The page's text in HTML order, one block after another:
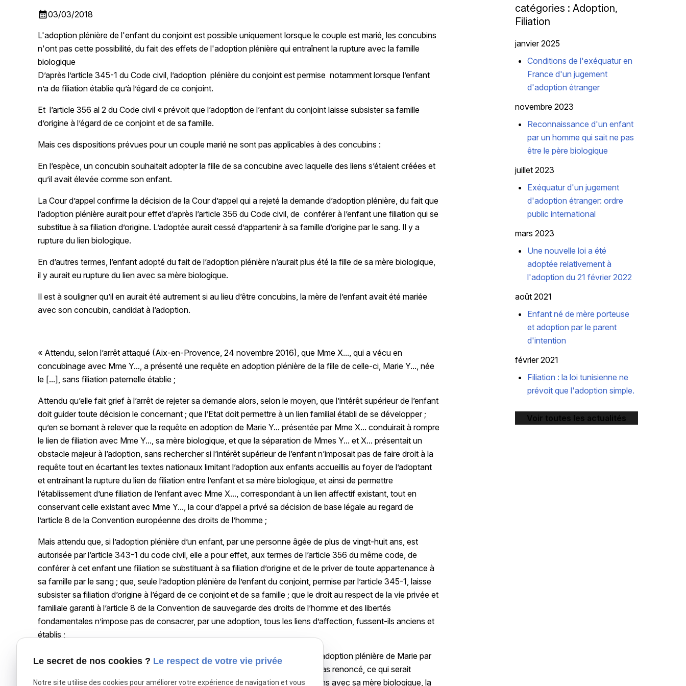
calendar_month03/03/2018
L'adoption plénière de l'enfant du conjoint est possible uniquement lorsque le couple est marié, les concubins
n'ont pas cette possibilité, du fait des effets de l'adoption plénière qui entraînent la rupture avec la famille
biologique
D’après l’article 345-1 du Code civil, l’adoption plénière du conjoint est permise notamment lorsque l’enfant
n’a de filiation établie qu’à l’égard de ce conjoint.
Et l’article 356 al 2 du Code civil « prévoit que l’adoption de l’enfant du conjoint laisse subsister sa famille
d’origine à l’égard de ce conjoint et de sa famille.
Mais ces dispositions prévues pour un couple marié ne sont pas applicables à des concubins :
En l’espèce, un concubin souhaitait adopter la fille de sa concubine avec laquelle des liens s’étaient créées et
qu’il avait élevée comme son enfant.
La Cour d’appel confirme la décision de la Cour d’appel qui a rejeté la demande d’adoption plénière, du fait que
l’adoption plénière aurait pour effet d’après l’article 356 du Code civil, de conférer à l’enfant une filiation qui se
substitue à sa filiation d’origine. L’adoptée aurait cessé d’appartenir à sa famille d’origine par le sang. Il y a
rupture du lien biologique.
En d’autres termes, l’enfant adopté du fait de l’adoption plénière n’aurait plus été la fille de sa mère biologique,
il y aurait eu rupture du lien avec sa mère biologique.
Il est à souligner qu’il en aurait été autrement si au lieu d’être concubins, la mère de l’enfant avait été mariée
avec son concubin, candidat à l’adoption.
« Attendu, selon l’arrêt attaqué (Aix-en-Provence, 24 novembre 2016), que Mme X..., qui a vécu en
concubinage avec Mme Y..., a présenté une requête en adoption plénière de la fille de celle-ci, Marie Y..., née
le [...], sans filiation paternelle établie ;
Attendu qu’elle fait grief à l’arrêt de rejeter sa demande alors, selon le moyen, que l’intérêt supérieur de l’enfant
doit guider toute décision le concernant ; que l’Etat doit permettre à un lien familial établi de se développer ;
qu’en se bornant à relever que la requête en adoption de Marie Y... présentée par Mme X... conduirait à rompre
le lien de filiation avec Mme Y..., sa mère biologique, et que la séparation de Mmes Y... et X... présentait un
obstacle majeur à l’adoption, sans rechercher si l’intérêt supérieur de l’enfant n’imposait pas de faire droit à la
requête tout en écartant les textes nationaux limitant l’adoption aux enfants accueillis au foyer de l’adoptant
et entraînant la rupture du lien de filiation entre l’enfant et sa mère biologique, et ainsi de permettre
l’établissement d’une filiation de l’enfant avec Mme X..., correspondant à un lien affectif existant, tout en
conservant celle existant avec Mme Y..., la cour d’appel a privé sa décision de base légale au regard de
l’article 8 de la Convention européenne des droits de l’homme ;
Mais attendu que, si l’adoption plénière d’un enfant, par une personne âgée de plus de vingt-huit ans, est
autorisée par l’article 343-1 du code civil, elle a pour effet, aux termes de l’article 356 du même code, de
conférer à cet enfant une filiation se substituant à sa filiation d’origine et de le priver de toute appartenance à
sa famille par le sang ; que, seule l’adoption plénière de l’enfant du conjoint, permise par l’article 345-1, laisse
subsister sa filiation d’origine à l’égard de ce conjoint et de sa famille ; que le droit au respect de la vie privée et
familiale garanti à l’article 8 de la Convention de sauvegarde des droits de l’homme et des libertés
fondamentales n’impose pas de consacrer, par une adoption, tous les liens d’affection, fussent-ils anciens et
établis ;
Attendu qu’après avoir relevé que, Mme X... et Mme Y... n’étant pas mariées, l’adoption plénière de Marie par
Mme X... mettrait fin au lien de filiation de celle-ci avec sa mère, qui n’y avait pas renoncé, ce qui serait
contraire à l’intérêt supérieur de l’enfant, lequel résidait dans le maintien des liens avec sa mère biologique, la
catégories : Adoption,
Filiation
janvier 2025
Conditions de l'exéquatur en
France d'un jugement
d'adoption étranger
novembre 2023
Reconnaissance d'un enfant
par un homme qui sait ne pas
être le père biologique
juillet 2023
Exéquatur d'un jugement
d'adoption étranger: ordre
public international
mars 2023
Une nouvelle loi a été
adoptée relativement à
l'adoption du 21 février 2022
août 2021
Enfant né de mère porteuse
et adoption par le parent
d'intention
février 2021
Filiation : la loi tunisienne ne
prévoit que l'adoption simple.
Voir toutes les actualités
Le secret de nos cookies ? Le respect de votre vie privée
Notre site utilise des cookies pour améliorer votre expérience de navigation et vous